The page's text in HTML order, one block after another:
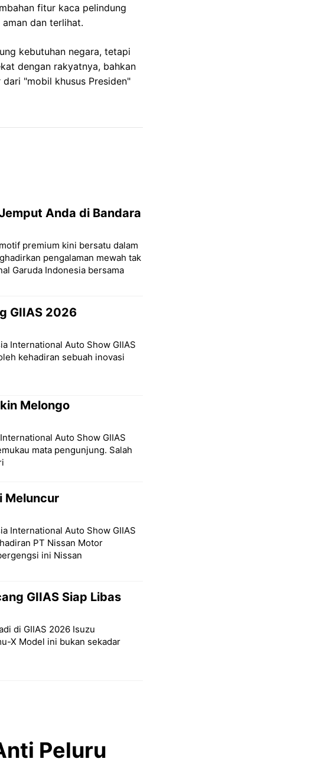
fitur kaca pelindung
dan terlihat.
kebutuhan negara, tetapi
dengan rakyatnya, bahkan
"mobil khusus Presiden"
Anda di Bandara
premium kini bersatu dalam
pengalaman mewah tak
Garuda Indonesia bersama
GIIAS 2026
International Auto Show GIIAS
kehadiran sebuah inovasi
Melongo
Auto Show GIIAS
mata pengunjung. Salah
Meluncur
International Auto Show GIIAS
PT Nissan Motor
ini Nissan
GIIAS Siap Libas
di GIIAS 2026 Isuzu
X Model ini bukan sekadar
Peluru